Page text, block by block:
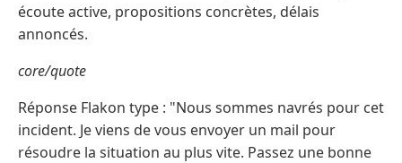
écoute active, propositions concrètes, délais
annoncés.
core/quote
Réponse Flakon type : "Nous sommes navrés pour cet
incident. Je viens de vous envoyer un mail pour
résoudre la situation au plus vite. Passez une bonne